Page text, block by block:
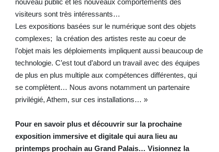
nouveau public et les nouveaux comportements des
visiteurs sont très intéressants…
Les expositions basées sur le numérique sont des objets
complexes; la création des artistes reste au coeur de
l’objet mais les déploiements impliquent aussi beaucoup de
technologie. C’est tout d’abord un travail avec des équipes
de plus en plus multiple aux compétences différentes, qui
se complètent… Nous avons notamment un partenaire
privilégié, Athem, sur ces installations… »
Pour en savoir plus et découvrir sur la prochaine
exposition immersive et digitale qui aura lieu au
printemps prochain au Grand Palais… Visionnez la